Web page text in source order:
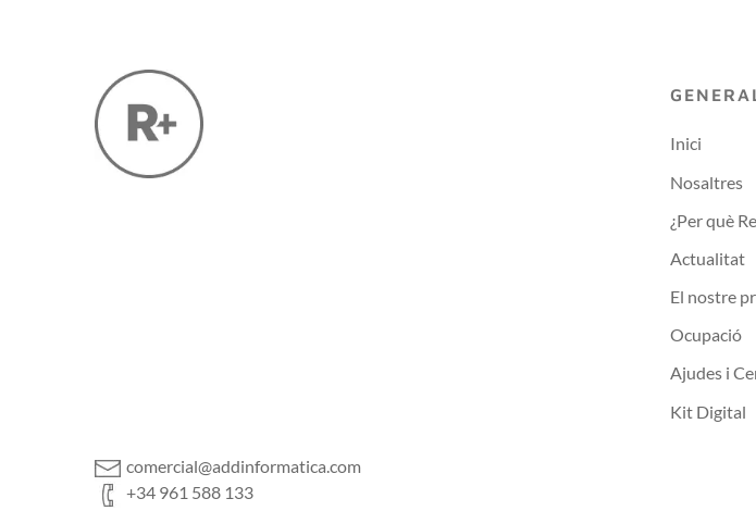
comercial@addinformatica.com
+34 961 588 133
GENERAL
Inici
Nosaltres
¿Per què
Actualitat
El nostre
Ocupació
Ajudes i
Kit Digital